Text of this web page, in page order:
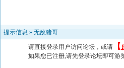
提示信息 » 无敌猪哥
请直接登录用户访问论坛，或请 【
如果您已注册,请先登录论坛即可游